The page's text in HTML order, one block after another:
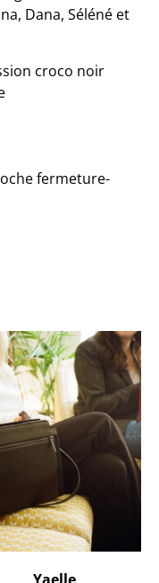
Dana, Séléné et
croco noir
fermeture-